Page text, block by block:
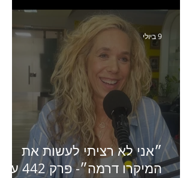
ותקשורת
״אני לא רציתי לעשות את
המיקרו דרמה״- פרק 442 עם
9 ביולי